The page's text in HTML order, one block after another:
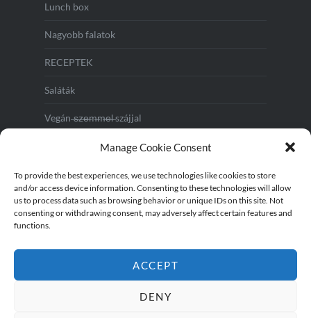
Manage Cookie Consent
To provide the best experiences, we use technologies like cookies to store
and/or access device information. Consenting to these technologies will allow
us to process data such as browsing behavior or unique IDs on this site. Not
consenting or withdrawing consent, may adversely affect certain features and
functions.
ACCEPT
DENY
Lunch box
Nagyobb falatok
RECEPTEK
Saláták
Vegán ̶s̶z̶e̶m̶m̶e̶l̶ szájjal
Vendégváráshoz
Instagram